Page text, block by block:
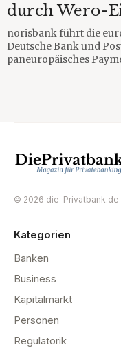
durch Wero-
norisbank führt die
Deutsche Bank und
paneuropäisches
© 2026 die-Privatbank.de
Kategorien
Banken
Business
Kapitalmarkt
Personen
Regulatorik